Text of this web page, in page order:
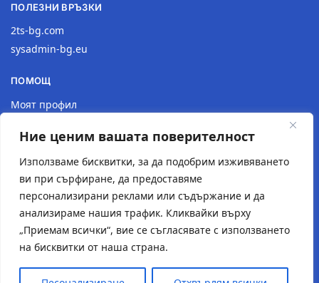
Ние ценим вашата поверителност
Използваме бисквитки, за да подобрим изживяването
ви при сърфиране, да предоставяме
персонализирани реклами или съдържание и да
анализираме нашия трафик. Кликвайки върху
„Приемам всички“, вие се съгласявате с използването
на бисквитки от наша страна.
ПОЛЕЗНИ ВРЪЗКИ
2ts-bg.com
sysadmin-bg.eu
ПОМОЩ
Моят профил
Връщане на продукт
Политика за поверителност
КОНТАКТИ
Местоположение
Контактна форма
Имейл: 2tsstudio1@gmail.com
Тел.: 0877 30 40 18